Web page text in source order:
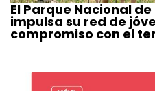
El Parque Nacional
impulsa su red de
compromiso con el